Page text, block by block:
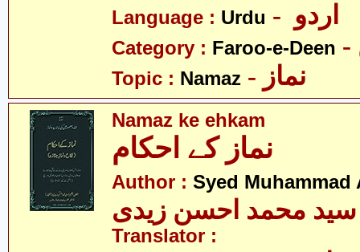
Language : Urdu
Category : Faroo-e-Deen
Topic : Namaz - نماز
Namaz ke ehkam
نماز کے احکام
Author : Syed Muhammad
سید محمد احسن زیدی
Translator :